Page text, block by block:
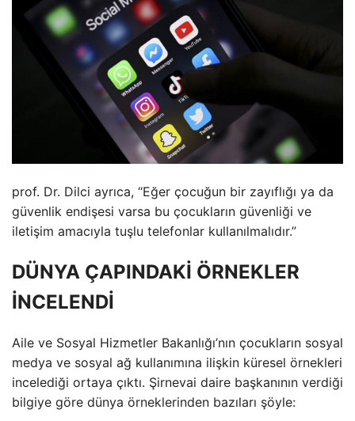
prof. Dr. Dilci ayrıca, “Eğer çocuğun bir zayıflığı ya da
güvenlik endişesi varsa bu çocukların güvenliği ve
iletişim amacıyla tuşlu telefonlar kullanılmalıdır.”
DÜNYA ÇAPINDAKİ ÖRNEKLER
İNCELENDİ
Aile ve Sosyal Hizmetler Bakanlığı’nın çocukların sosyal
medya ve sosyal ağ kullanımına ilişkin küresel örnekleri
incelediği ortaya çıktı. Şirnevai daire başkanının verdiği
bilgiye göre dünya örneklerinden bazıları şöyle: